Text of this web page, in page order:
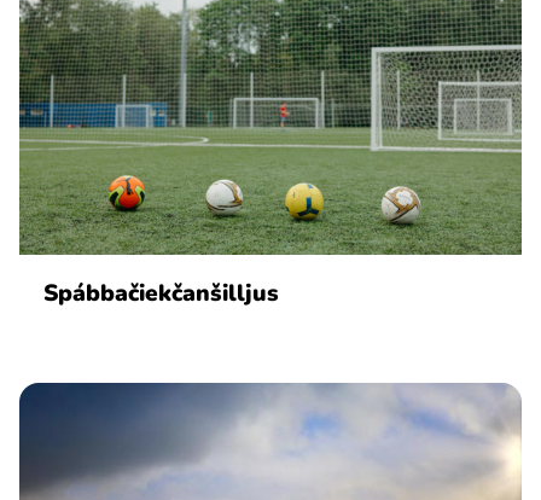
Spábbačiekčanšilljus